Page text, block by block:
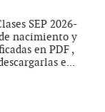
SEP 2026-
nacimiento y
en PDF ,
e...